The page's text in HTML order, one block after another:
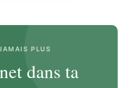
PLUS
dans ta